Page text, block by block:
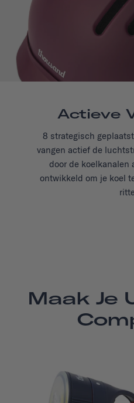
Actieve
8 strategisch
vangen actief de
door de koelkanalen
ontwikkeld om je koel
Maak Je